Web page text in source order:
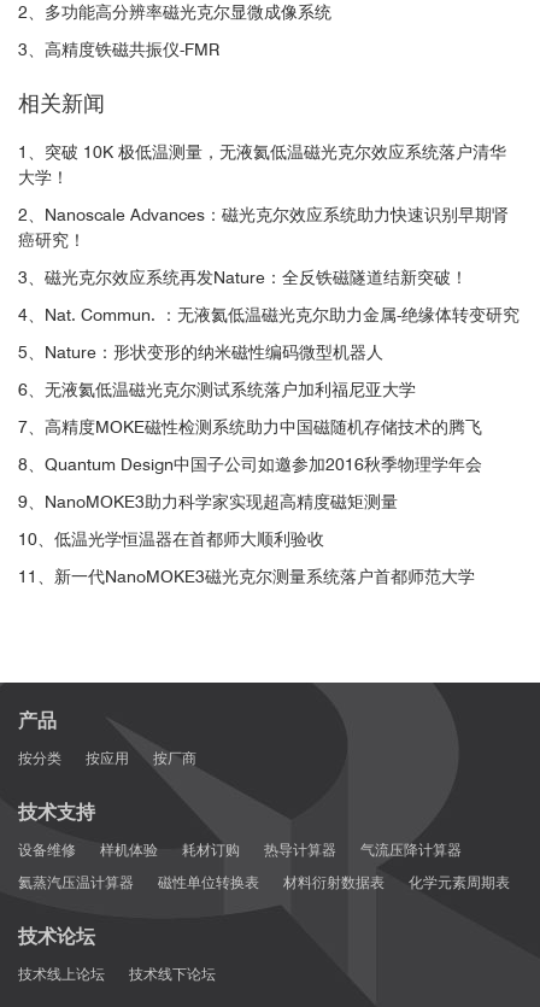
曲线（中心）和MOKE xy成像图（侧面）。图中的亮区对应于铁磁
LSMO。总视场为90×140μm
垒，并随着外加电压的增加而不断扩展。I–V图中的插图显示了势垒
应于记录的三个器件区域（使用罗马数字标记）的局部磁滞回线。
信号为零。所有测量均在100 K下进行。
详细信息请参考：
https://qd-china.com/zh/news/detail/2201081773131
■ Nature：形状变形的纳米磁性编码微型机器
人研究
Pattern，磁畴和动态磁畴的观测：
► 使用快速的rastering模式来探测样品表面的Pattern
► 不同的颜色代表不同的磁畴，利用NanoMOKE3可以观测动态磁
中国科学院化学研究所
复旦大学
河北工业大学
......
2、多功能高分辨率磁光克尔显微成像系统
3、高精度铁磁共振仪-FMR
相关新闻
1、突破 10K 极低温测量，无液氦低温磁光克尔效应系统落户清华
大学！
2、Nanoscale Advances：磁光克尔效应系统助力快速识别早期肾
癌研究！
3、磁光克尔效应系统再发Nature：全反铁磁隧道结新突破！
4、Nat. Commun. ：无液氦低温磁光克尔助力金属-绝缘体转变研究
5、Nature：形状变形的纳米磁性编码微型机器人
6、无液氦低温磁光克尔测试系统落户加利福尼亚大学
7、高精度MOKE磁性检测系统助力中国磁随机存储技术的腾飞
8、Quantum Design中国子公司如邀参加2016秋季物理学年会
9、NanoMOKE3助力科学家实现超高精度磁矩测量
10、低温光学恒温器在首都师大顺利验收
11、新一代NanoMOKE3磁光克尔测量系统落户首都师范大学
产品
按分类 按应用 按厂商
技术支持
设备维修 样机体验 耗材订购 热导计算器
气流压降计算器
氦蒸汽压温计算器
磁性单位转换表 材料衍射数据表 化学元素周期表
技术论坛
技术线上论坛 技术线下论坛